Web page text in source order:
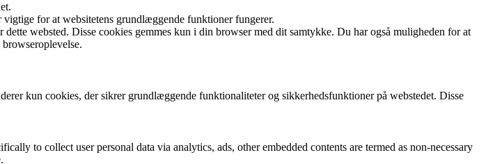
for at websitetens grundlæggende funktioner fungerer.
websted. Disse cookies gemmes kun i din browser med dit samtykke. Du har også muligheden for at
kun cookies, der sikrer grundlæggende funktionaliteter og sikkerhedsfunktioner på webstedet. Disse
to collect user personal data via analytics, ads, other embedded contents are termed as non-necessary